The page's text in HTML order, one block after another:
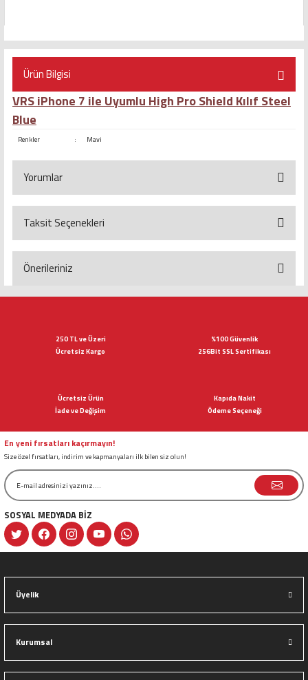
Ürün Bilgisi
VRS iPhone 7 ile Uyumlu High Pro Shield Kılıf Steel
Blue
Renkler : Mavi
Yorumlar
Bu ürüne ilk yorumu siz yapın!
Taksit Seçenekleri
Önerileriniz
Ürün bilgilerinde hatalar bulunuyor.
Bu ürüne benzer farklı alternatifler olmalı.
250 TL ve Üzeri
Ücretsiz Kargo
%100 Güvenlik
256Bit SSL Sertifikası
Ücretsiz Ürün
İade ve Değişim
Kapıda Nakit
Ödeme Seçeneği
En yeni fırsatları kaçırmayın!
Size özel fırsatları, indirim ve kapmanyaları ilk bilen siz olun!
SOSYAL MEDYADA BİZ
Üyelik
Kurumsal